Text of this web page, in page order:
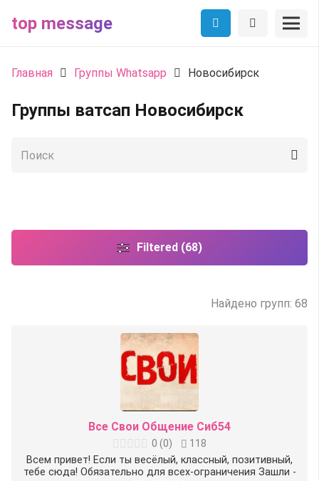
top message
Главная Группы Whatsapp Новосибирск
Группы ватсап Новосибирск
Filtered (68)
Найдено групп: 68
Все Свои Общение Сиб54
0 (0)
118
Всем привет! Если ты весёлый, классный, позитивный,
тебе сюда! Обязательно для всех-ограничения Зашли -